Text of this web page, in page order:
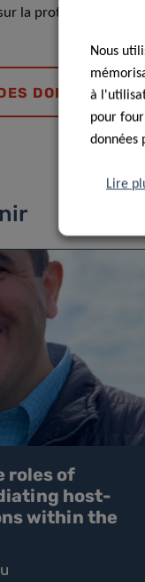
la protection des
DONNÉES
roles of
host-
within the
Nous
à
pour
données
Lire